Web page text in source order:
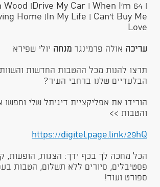
|Drive My Car | When I’m 64 |
Home |In My Life | Can’t Buy Me
Love
עריכה אולה פרמינגר מנחה יולי שפירא
​תרצו להנות מכל ההטבות החדשות והשוות
הבלעדיים שלנו ברחבי העיר?
הורידו את אפליקציית דיגיתל שלי וחפשו
והטבות >>
https://digitel.page.link/29hQ​​​
הכל מחכה לך בכף ידך: הצגות, הופעות,
פסטיבלים, סיורים ללא תשלום, הטבות
ספורט ועוד!